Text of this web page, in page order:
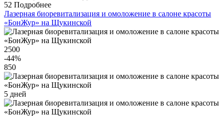
52 Подробнее
Лазерная биоревитализация и омоложение в салоне красоты
«БонЖур» на Щукинской
2500
-44%
850
5 дней